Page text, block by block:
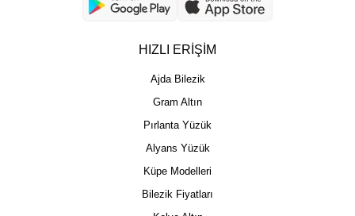
HIZLI ERİŞİM
Ajda Bilezik
Gram Altın
Pırlanta Yüzük
Alyans Yüzük
Küpe Modelleri
Bilezik Fiyatları